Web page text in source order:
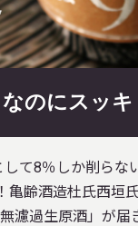
のにスッキ
て8％しか削らな
亀齢酒造杜氏西垣
濾過生原酒」が届